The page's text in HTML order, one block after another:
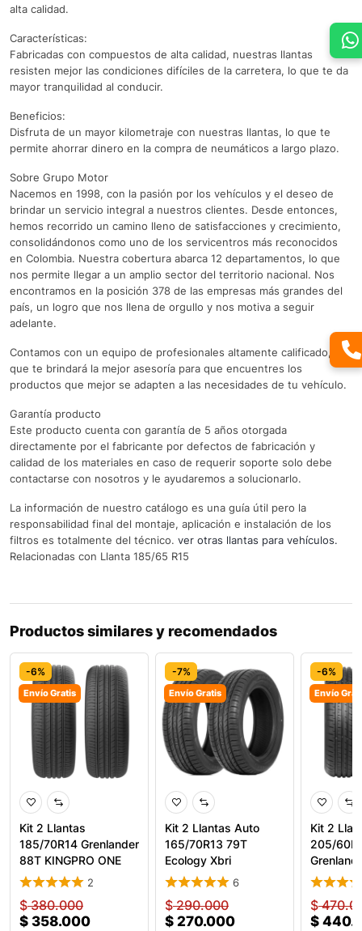
alta calidad.
Características:
Fabricadas con compuestos de alta calidad, nuestras llantas
resisten mejor las condiciones difíciles de la carretera, lo que te da
mayor tranquilidad al conducir.
Beneficios:
Disfruta de un mayor kilometraje con nuestras llantas, lo que te
permite ahorrar dinero en la compra de neumáticos a largo plazo.
Sobre Grupo Motor
Nacemos en 1998, con la pasión por los vehículos y el deseo de
brindar un servicio integral a nuestros clientes. Desde entonces,
hemos recorrido un camino lleno de satisfacciones y crecimiento,
consolidándonos como uno de los servicentros más reconocidos
en Colombia. Nuestra cobertura abarca 12 departamentos, lo que
nos permite llegar a un amplio sector del territorio nacional. Nos
encontramos en la posición 378 de las empresas más grandes del
país, un logro que nos llena de orgullo y nos motiva a seguir
adelante.
Contamos con un equipo de profesionales altamente calificado,
que te brindará la mejor asesoría para que encuentres los
productos que mejor se adapten a las necesidades de tu vehículo.
Garantía producto
Este producto cuenta con garantía de 5 años otorgada
directamente por el fabricante por defectos de fabricación y
calidad de los materiales en caso de requerir soporte solo debe
contactarse con nosotros y le ayudaremos a solucionarlo.
La información de nuestro catálogo es una guía útil pero la
responsabilidad final del montaje, aplicación e instalación de los
filtros es totalmente del técnico. ver otras llantas para vehículos.
Relacionadas con Llanta 185/65 R15
Productos similares y recomendados
-6%
Envío Gratis
Kit 2 Llantas
185/70R14 Grenlander
88T KINGPRO ONE
2
$380.000
$ 358.000
-7%
Envío Gratis
Kit 2 Llantas Auto
165/70R13 79T
Ecology Xbri
6
$290.000
$ 270.000
-6%
Envío
Kit 2
205/
H02
$
$